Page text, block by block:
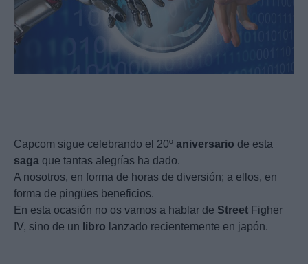
Capcom sigue celebrando el 20º aniversario de esta
saga que tantas alegrías ha dado.
A nosotros, en forma de horas de diversión; a ellos, en
forma de pingües beneficios.
En esta ocasión no os vamos a hablar de Street Figher
IV, sino de un libro lanzado recientemente en japón.